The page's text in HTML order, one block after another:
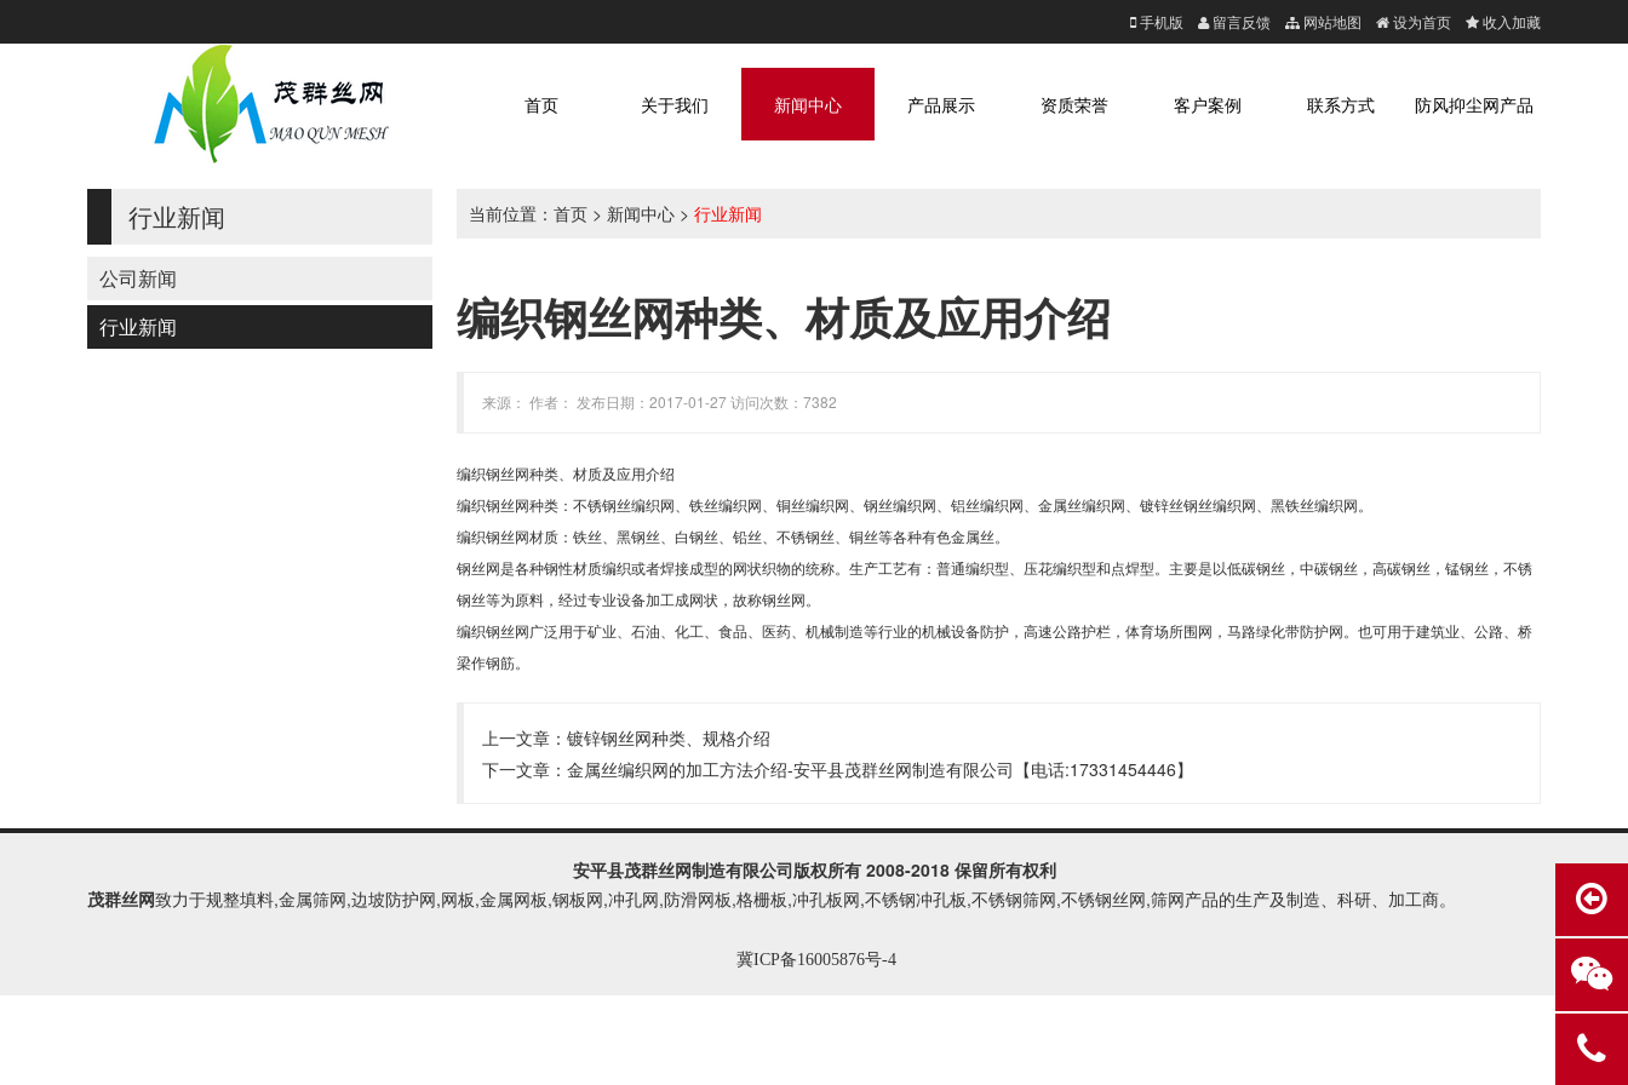
手机版 留言反馈 网站地图 设为首页 收入加藏
防风抑尘网产品
联系方式
客户案例
资质荣誉
产品展示
新闻中心
关于我们
首页
行业新闻
公司新闻
行业新闻
当前位置： 首页 > 新闻中心 > 行业新闻
编织钢丝网种类、材质及应用介绍
来源： 作者： 发布日期：2017-01-27 访问次数：7382
编织钢丝网种类、材质及应用介绍
编织钢丝网种类：不锈钢丝编织网、铁丝编织网、铜丝编织网、钢丝编织网、铝丝编织网、金属丝编织网、镀锌丝钢丝编织网、黑铁丝编织网。
编织钢丝网材质：铁丝、黑钢丝、白钢丝、铅丝、不锈钢丝、铜丝等各种有色金属丝。
钢丝网是各种钢性材质编织或者焊接成型的网状织物的统称。生产工艺有：普通编织型、压花编织型和点焊型。主要是以低碳钢丝，中碳钢丝，高碳钢丝，锰钢丝，不锈
钢丝等为原料，经过专业设备加工成网状，故称钢丝网。
编织钢丝网广泛用于矿业、石油、化工、食品、医药、机械制造等行业的机械设备防护，高速公路护栏，体育场所围网，马路绿化带防护网。也可用于建筑业、公路、桥
梁作钢筋。
上一文章： 镀锌钢丝网种类、规格介绍
下一文章： 金属丝编织网的加工方法介绍-安平县茂群丝网制造有限公司【电话:17331454446】
安平县茂群丝网制造有限公司版权所有 2008-2018 保留所有权利
茂群丝网致力于规整填料,金属筛网,边坡防护网,网板,金属网板,钢板网,冲孔网,防滑网板,格栅板,冲孔板网,不锈钢冲孔板,不锈钢筛网,不锈钢丝网,筛网产品的生产及制造、科研、加工商。
冀ICP备16005876号-4